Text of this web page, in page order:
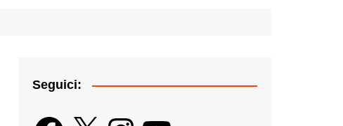
Seguici:
Facebook
X InstagramYouTube